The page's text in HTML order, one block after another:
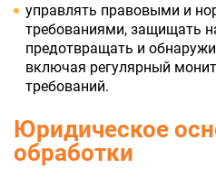
управлять правовыми и
требованиями, защищать
предотвращать и
включая регулярный
требований.
Юридическое
обработки